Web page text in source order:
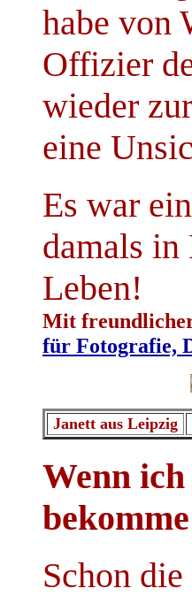
habe von
Offizier
wieder
eine
Es war
damals
Leben!
Mit
für Fotografie,
Janett aus Leipzig
Wenn ich
Schon